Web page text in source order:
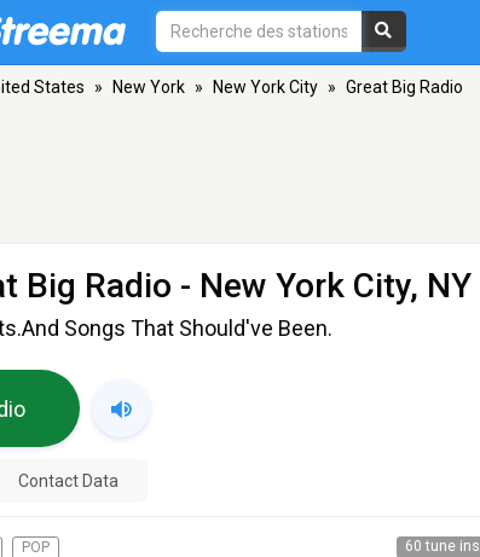
States » New York » New York City » Great Big Radio
Big Radio - New York City, NY
Songs That Should've Been.
Contact Data
POP 60 tune ins